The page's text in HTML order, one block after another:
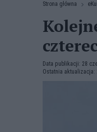
Strona główna
Data publikacji: 28
Ostatnia aktualizacja: